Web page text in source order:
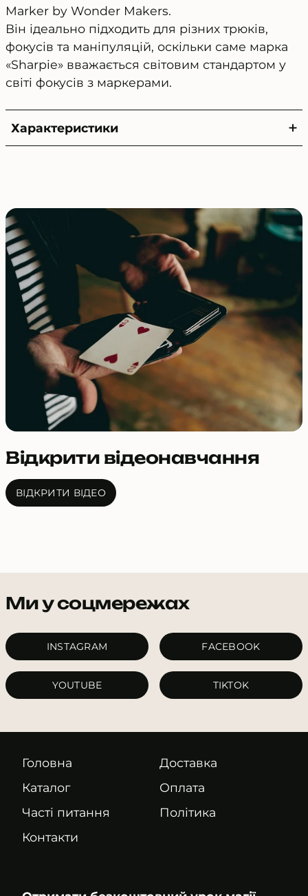
Marker by Wonder Makers.
Він ідеально підходить для різних трюків,
фокусів та маніпуляцій, оскільки саме марка
«Sharpie» вважається світовим стандартом у
світі фокусів з маркерами.
Характеристики
Відкрити відеонавчання
ВІДКРИТИ ВІДЕО
Ми у соцмережах
INSTAGRAM FACEBOOK
YOUTUBE TIKTOK
Головна
Каталог
Часті питання
Контакти
Доставка
Оплата
Політика